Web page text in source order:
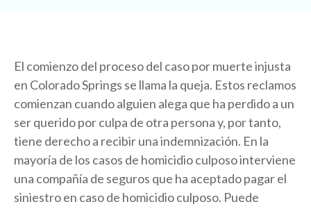
El comienzo del proceso del caso por muerte injusta
en Colorado Springs se llama la queja. Estos reclamos
comienzan cuando alguien alega que ha perdido a un
ser querido por culpa de otra persona y, por tanto,
tiene derecho a recibir una indemnización. En la
mayoría de los casos de homicidio culposo interviene
una compañía de seguros que ha aceptado pagar el
siniestro en caso de homicidio culposo. Puede